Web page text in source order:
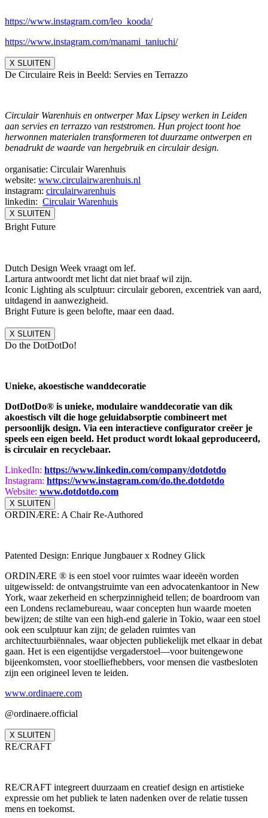
https://www.instagram.com/leo_ kooda/
https://www.instagram.com/manami_taniuchi/
X SLUITEN
De Circulaire Reis in Beeld: Servies en Terrazzo
Circulair Warenhuis en ontwerper Max Lipsey werken in Leiden
aan servies en terrazzo van reststromen. Hun project toont hoe
herwonnen materialen transformeren tot duurzame ontwerpen en
benadrukt de waarde van hergebruik en circulair design.
organisatie: Circulair Warenhuis
website: www.circulairwarenhuis.nl
instagram: circulairwarenhuis
linkedin: Circulair Warenhuis
X SLUITEN
Bright Future
Dutch Design Week vraagt om lef.
Lartura antwoordt met licht dat niet braaf wil zijn.
Iconic Lighting als sculptuur: circulair geboren, excentriek van aard,
uitdagend in aanwezigheid.
Bright Future is geen belofte, maar een daad.
X SLUITEN
Do the DotDotDo!
Unieke, akoestische wanddecoratie
DotDotDo® is unieke, modulaire wanddecoratie van dik
akoestisch vilt die hoge geluidabsorptie combineert met
persoonlijk design. Via een interactieve configurator creëer je
speels een eigen beeld. Het product wordt lokaal geproduceerd,
is circulair en recyclebaar.
LinkedIn: https://www.linkedin.com/company/dotdotdo
Instagram: https://www.instagram.com/do.the.dotdotdo
Website: www.dotdotdo.com
X SLUITEN
ORDINÆRE: A Chair Re-Authored
Patented Design: Enrique Jungbauer x Rodney Glick
ORDINÆRE ® is een stoel voor ruimtes waar ideeën worden
uitgewisseld: de ontvangstruimte van een advocatenkantoor in New
York, waar zekerheid en scherpzinnigheid tellen; de boardroom van
een Londens reclamebureau, waar concepten hun waarde moeten
bewijzen; de stilte van een high-end galerie in Tokio, waar een stoel
ook een sculptuur kan zijn; de geladen ruimtes van
architectuurbiënnales, waar objecten publiekelijk met elkaar in debat
gaan. Het is een eigentijdse vergaderstoel—voor buitengewone
bijeenkomsten, voor stoelliefhebbers, voor mensen die vastbesloten
zijn een origineel leven te leiden.
www.ordinaere.com
@ordinaere.official
X SLUITEN
RE/CRAFT
RE/CRAFT integreert duurzaam en creatief design en artistieke
expressie om het publiek te laten nadenken over de relatie tussen
mens en toekomst.